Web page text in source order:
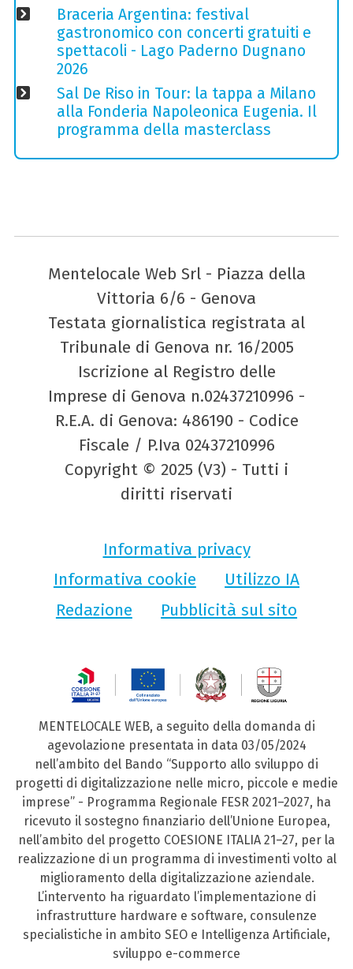
Braceria Argentina: festival
gastronomico con concerti gratuiti e
spettacoli - Lago Paderno Dugnano
2026
Sal De Riso in Tour: la tappa a Milano
alla Fonderia Napoleonica Eugenia. Il
programma della masterclass
Mentelocale Web Srl - Piazza della
Vittoria 6/6 - Genova
Testata giornalistica registrata al
Tribunale di Genova nr. 16/2005
Iscrizione al Registro delle
Imprese di Genova n.02437210996 -
R.E.A. di Genova: 486190 - Codice
Fiscale / P.Iva 02437210996
Copyright © 2025 (V3) - Tutti i
diritti riservati
Informativa privacy
Informativa cookie
Utilizzo IA
Redazione
Pubblicità sul sito
MENTELOCALE WEB, a seguito della domanda di
agevolazione presentata in data 03/05/2024
nell’ambito del Bando “Supporto allo sviluppo di
progetti di digitalizzazione nelle micro, piccole e medie
imprese” - Programma Regionale FESR 2021–2027, ha
ricevuto il sostegno finanziario dell’Unione Europea,
nell’ambito del progetto COESIONE ITALIA 21–27, per la
realizzazione di un programma di investimenti volto al
miglioramento della digitalizzazione aziendale.
L’intervento ha riguardato l’implementazione di
infrastrutture hardware e software, consulenze
specialistiche in ambito SEO e Intelligenza Artificiale,
sviluppo e-commerce